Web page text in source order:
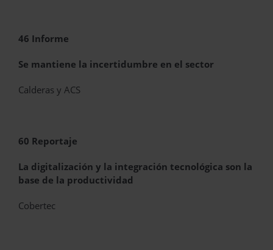
46 Informe
Se mantiene la incertidumbre en el sector
Calderas y ACS
60 Reportaje
La digitalización y la integración tecnológica son la
base de la productividad
Cobertec